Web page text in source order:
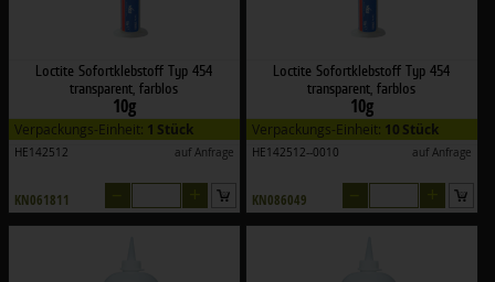
Loctite Sofortklebstoff Typ 454
transparent, farblos
10g
Verpackungs-Einheit: 1 Stück
HE142512 auf Anfrage
KN061811
Loctite Sofortklebstoff Typ 454
transparent, farblos
10g
Verpackungs-Einheit: 10 Stück
HE142512--0010 auf Anfrage
KN086049